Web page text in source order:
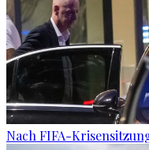
Nach FIFA-